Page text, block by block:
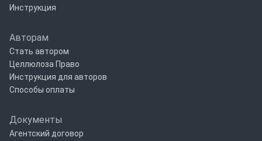
Инструкция
Авторам
Стать автором
Целлюлоза Право
Инструкция для авторов
Способы оплаты
Документы
Агентский договор